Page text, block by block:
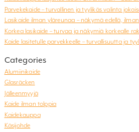
Parvekekaide – turvallinen ja tyylikäs valinta
Lasikaide ilman yläreunaa – näkymä edellä,
Korkea lasikaide – turvaa ja näkymiä korkealle
Kaide lasitetulle parvekkeelle – turvallisuutta ja
Categories
Alumiinikaide
Glasräcken
Jälleenmyyjä
Kaide ilman tolppia
Kaidekauppa
Käsijohde